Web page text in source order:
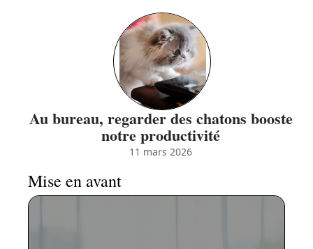
Au bureau, regarder des chatons booste
notre productivité
11 mars 2026
Mise en avant